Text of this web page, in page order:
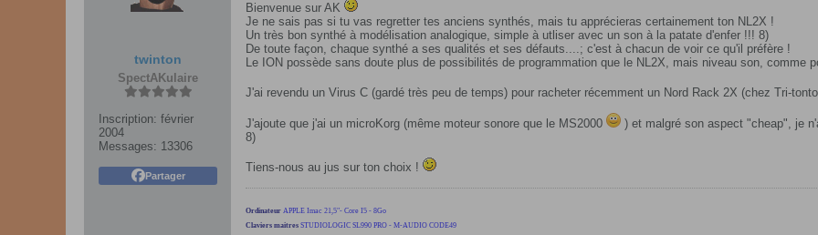
twinton
SpectAKulaire
Inscription: février
2004
Messages: 13306
Partager
Bienvenue sur AK
Je ne sais pas si tu vas regretter tes anciens synthés, mais tu apprécieras certainement ton NL2X !
Un très bon synthé à modélisation analogique, simple à utliser avec un son à la patate d'enfer !!! 8)
De toute façon, chaque synthé a ses qualités et ses défauts....; c'est à chacun de voir ce qu'il préfère !
Le ION possède sans doute plus de possibilités de programmation que le NL2X, mais niveau son, comme
J'ai revendu un Virus C (gardé très peu de temps) pour racheter récemment un Nord Rack 2X (chez Tri-
J'ajoute que j'ai un microKorg (même moteur sonore que le MS2000
) et malgré son aspect "cheap", je
8)
Tiens-nous au jus sur ton choix !
Ordinateur APPLE Imac 21,5"- Core I5 - 8Go
Claviers maitres STUDIOLOGIC SL990 PRO - M-AUDIO CODE49